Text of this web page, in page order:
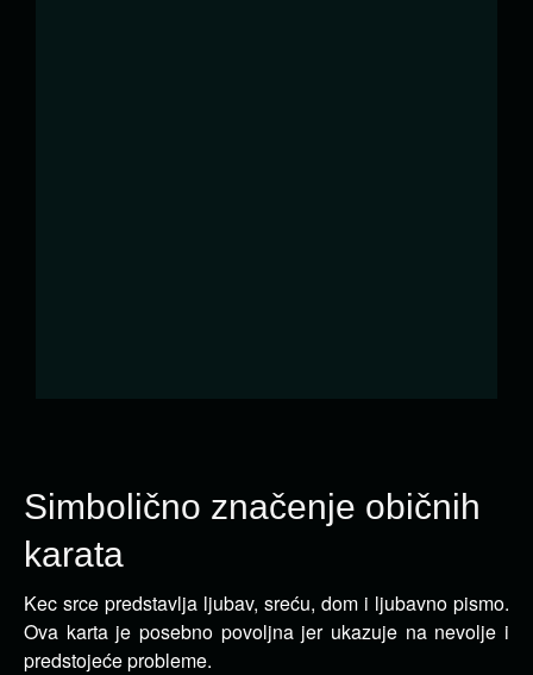
Simbolično značenje običnih
karata
Kec srce predstavlja ljubav, sreću, dom i ljubavno pismo.
Ova karta je posebno povoljna jer ukazuje na nevolje i
predstojeće probleme.